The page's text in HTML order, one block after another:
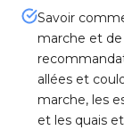
Savoir
marche et de
allées et
marche, les
et les quais